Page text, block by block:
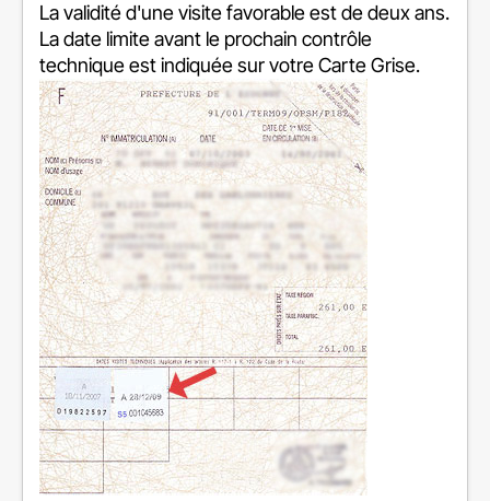
La validité d'une visite favorable est de deux ans.
La date limite avant le prochain contrôle
technique est indiquée sur votre Carte Grise.